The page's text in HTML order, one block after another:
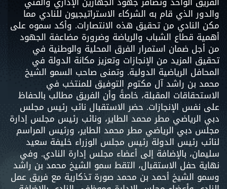
والدور الذي قام به الشركاء الاستراتيجيون للنادي مما
مكن النادي من تحقيق هذه الانتصارات. وأكد سموه على
أهمية قطاع الشباب والرياضة وضرورة مضاعفة الجهود
من أجل ضمان استمرار الفرق المحلية والوطنية في
تحقيق المزيد من الإنجازات وتعزيز مكانة الدولة في
المحافل الرياضية الدولية. وتمنى صاحب السمو الشيخ
محمد بن راشد آل مكتوم التوفيق للمنتخب في
الاستحقاقات المقبلة، خاصةً وأن الفريق مطالب بالحفاظ
على نفس الإنجازات. حضر الاستقبال نائب رئيس مجلس
دبي الرياضي مطر محمد الطاير، ونائب رئيس مجلس إدارة
مجلس دبي الرياضي مطر محمد الطاير، ورئيس المراسم
لنائب رئيس الدولة رئيس مجلس الوزراء خليفة سعيد
سليمان، بالإضافة إلى أعضاء مجلس إدارة النادي. وفي
نهاية حفل الاستقبال، التقط سمو الشيخ محمد بن راشد
وسمو الشيخ أحمد بن محمد صورة تذكارية مع فريق عمل